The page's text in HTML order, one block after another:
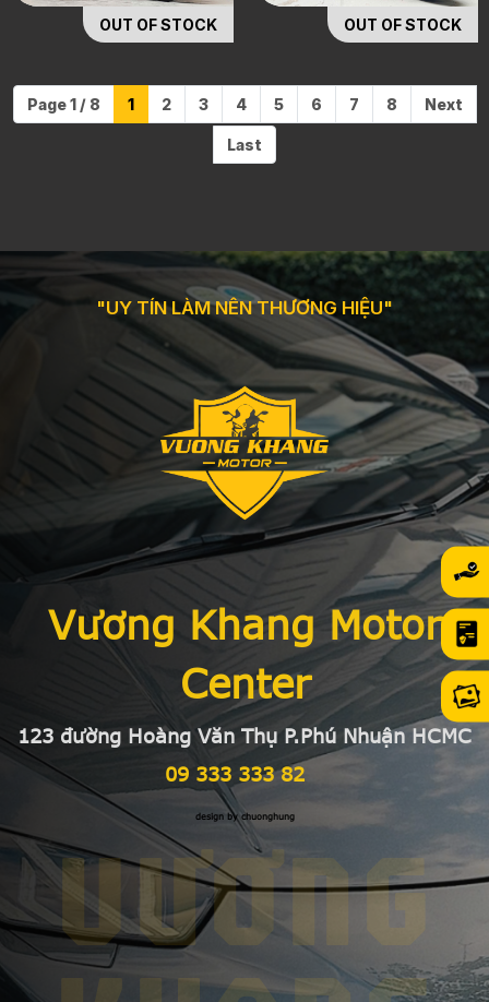
OUT OF STOCK OUT OF STOCK
Page 1 / 8 1 2 3 4 5 6 7 8 Next
Last
"UY TÍN LÀM NÊN THƯƠNG HIỆU"
Vương Khang Motor
Center
123 đường Hoàng Văn Thụ P.Phú Nhuận HCMC
09 333 333 82
design by chuonghung
VƯƠNG